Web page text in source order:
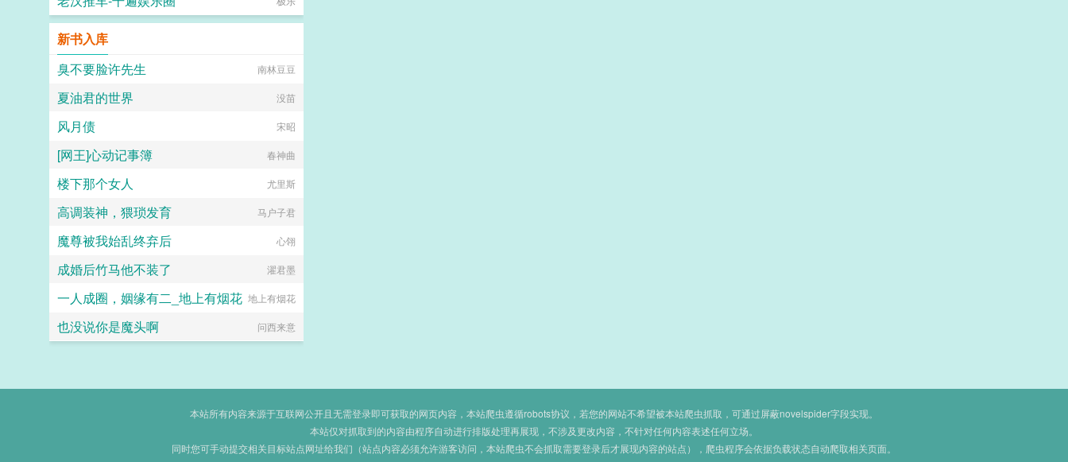
新书入库
臭不要脸许先生
南林豆豆
夏油君的世界 没苗
风月债 宋昭
[网王]心动记事簿 春神曲
楼下那个女人 尤里斯
高调装神，猥琐发育 马户子君
魔尊被我始乱终弃后 心翎
成婚后竹马他不装了 濯君墨
一人成圈，姻缘有二_地上有烟花 地上有烟花
也没说你是魔头啊 问西来意
本站所有内容来源于互联网公开且无需登录即可获取的网页内容，本站爬虫遵循robots协议，若您的网站不希望被本站爬虫抓取，可通过屏蔽novelspider字段实现。
本站仅对抓取到的内容由程序自动进行排版处理再展现，不涉及更改内容，不针对任何内容表述任何立场。
同时您可手动提交相关目标站点网址给我们（站点内容必须允许游客访问，本站爬虫不会抓取需要登录后才展现内容的站点），爬虫程序会依据负载状态自动爬取相关页面。